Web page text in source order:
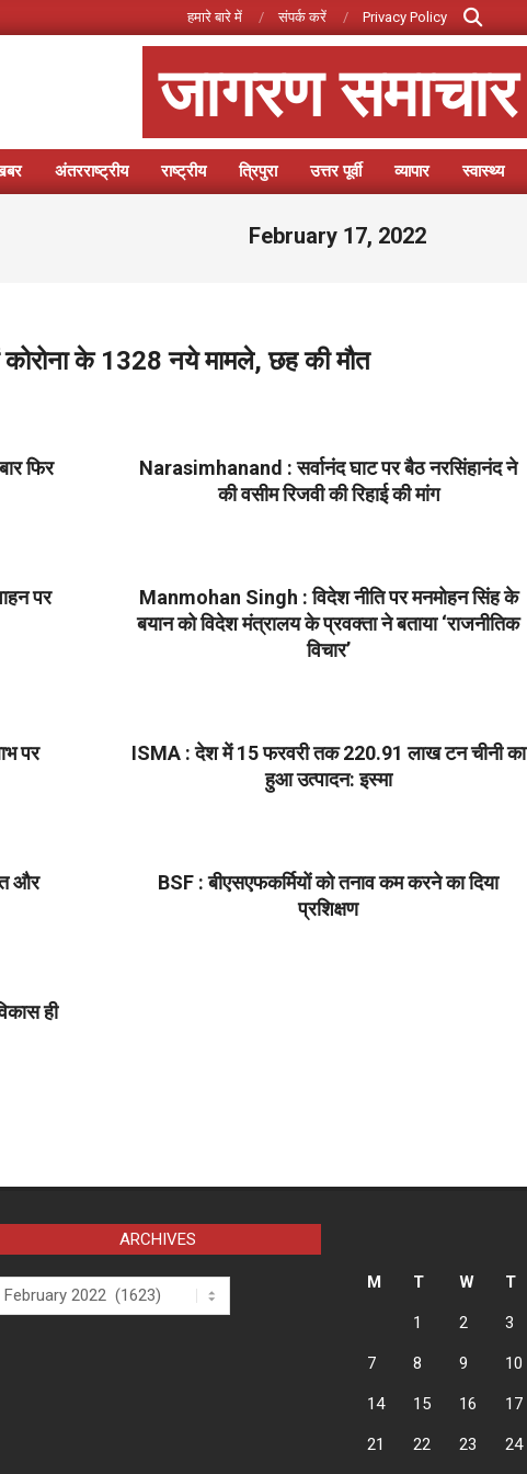
हमारे बारे में संपर्क करें Privacy Policy
Search
जागरण समाचार
Primary
Menu
अंतरराष्ट्रीय राष्ट्रीय त्रिपुरा उत्तर पूर्वी व्यापार स्वास्थ्य
February 17, 2022
के 1328 नये मामले, छह की मौत
फिर
Narasimhanand : सर्वानंद घाट पर बैठ नरसिंहानंद ने
की वसीम रिजवी की रिहाई की मांग
पर
Manmohan Singh : विदेश नीति पर मनमोहन सिंह के
बयान को विदेश मंत्रालय के प्रवक्ता ने बताया ‘राजनीतिक
विचार’
पर
ISMA : देश में 15 फरवरी तक 220.91 लाख टन चीनी का
हुआ उत्पादन: इस्मा
और
BSF : बीएसएफकर्मियों को तनाव कम करने का दिया
प्रशिक्षण
ही
ARCHIVES
Archives
M
T W T
1 2 3
7 8 9 10
14 15 16 17
21 22 23 24